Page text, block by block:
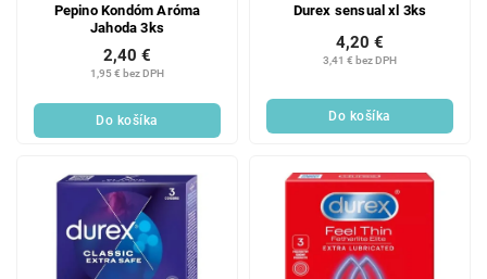
Pepino Kondóm Aróma
Jahoda 3ks
1,95 € bez DPH
2,40 €
Do košíka
Durex sensual xl 3ks
3,41 € bez DPH
4,20 €
Do košíka